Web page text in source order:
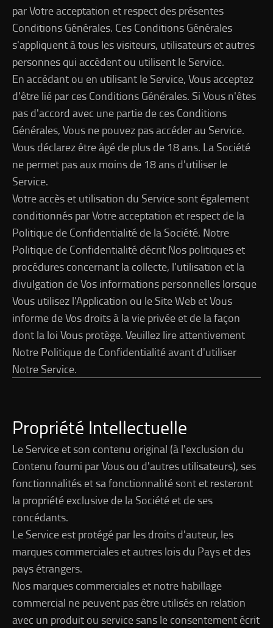
par Votre acceptation et respect des présentes
Conditions Générales. Ces Conditions Générales
s'appliquent à tous les visiteurs, utilisateurs et autres
personnes qui accèdent ou utilisent le Service.
En accédant ou en utilisant le Service, Vous acceptez
d'être lié par ces Conditions Générales. Si Vous n'êtes
pas d'accord avec une partie de ces Conditions
Générales, Vous ne pouvez pas accéder au Service.
Vous déclarez être âgé de plus de 18 ans. La Société
ne permet pas aux moins de 18 ans d'utiliser le
Service.
Votre accès et utilisation du Service sont également
conditionnés par Votre acceptation et respect de la
Politique de Confidentialité de la Société. Notre
Politique de Confidentialité décrit Nos politiques et
procédures concernant la collecte, l'utilisation et la
divulgation de Vos informations personnelles lorsque
Vous utilisez l'Application ou le Site Web et Vous
informe de Vos droits à la vie privée et de la façon
dont la loi Vous protège. Veuillez lire attentivement
Notre Politique de Confidentialité avant d'utiliser
Notre Service.
Propriété Intellectuelle
Le Service et son contenu original (à l'exclusion du
Contenu fourni par Vous ou d'autres utilisateurs), ses
fonctionnalités et sa fonctionnalité sont et resteront
la propriété exclusive de la Société et de ses
concédants.
Le Service est protégé par les droits d'auteur, les
marques commerciales et autres lois du Pays et des
pays étrangers.
Nos marques commerciales et notre habillage
commercial ne peuvent pas être utilisés en relation
avec un produit ou service sans le consentement écrit